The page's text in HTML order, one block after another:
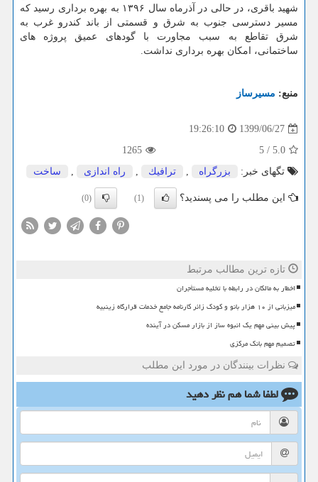
شهید باقری، در حالی در آذرماه سال ۱۳۹۶ به بهره برداری رسید که
مسیر دسترسی جنوب به شرق و قسمتی از باند کندرو غرب به
شرق تقاطع به سبب مجاورت با گودهای عمیق پروژه های
ساختمانی، امکان بهره برداری نداشت.
منبع: مسیرساز
1399/06/27
19:26:10
5.0
/
5
1265
تگهای خبر:
بزرگراه , ترافیك , راه اندازی , ساخت
این مطلب را می پسندید؟ (1)
(0)
تازه ترین مطالب مرتبط
اخطار به مالکان در رابطه با تخلیه مستأجران
میزبانی از ۱۰ هزار بانو و کودک زائر کارنامه جامع خدمات قرارگاه زینبیه
پیش بینی مهم یک انبوه ساز از بازار مسکن در آینده
تصمیم مهم بانک مرکزی
نظرات بینندگان در مورد این مطلب
لطفا شما همنظر دهید